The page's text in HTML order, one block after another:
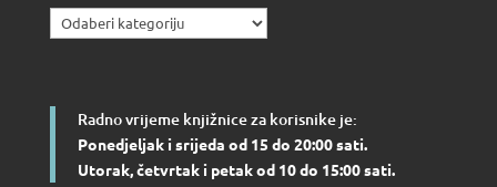
Kategorije
Radno vrijeme knjižnice za korisnike je:
Ponedjeljak i srijeda od 15 do 20:00 sati.
Utorak, četvrtak i petak od 10 do 15:00 sati.